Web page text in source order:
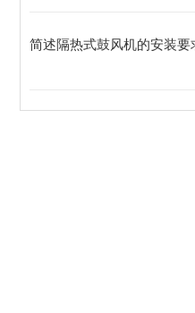
简述隔热式鼓风机的安装要